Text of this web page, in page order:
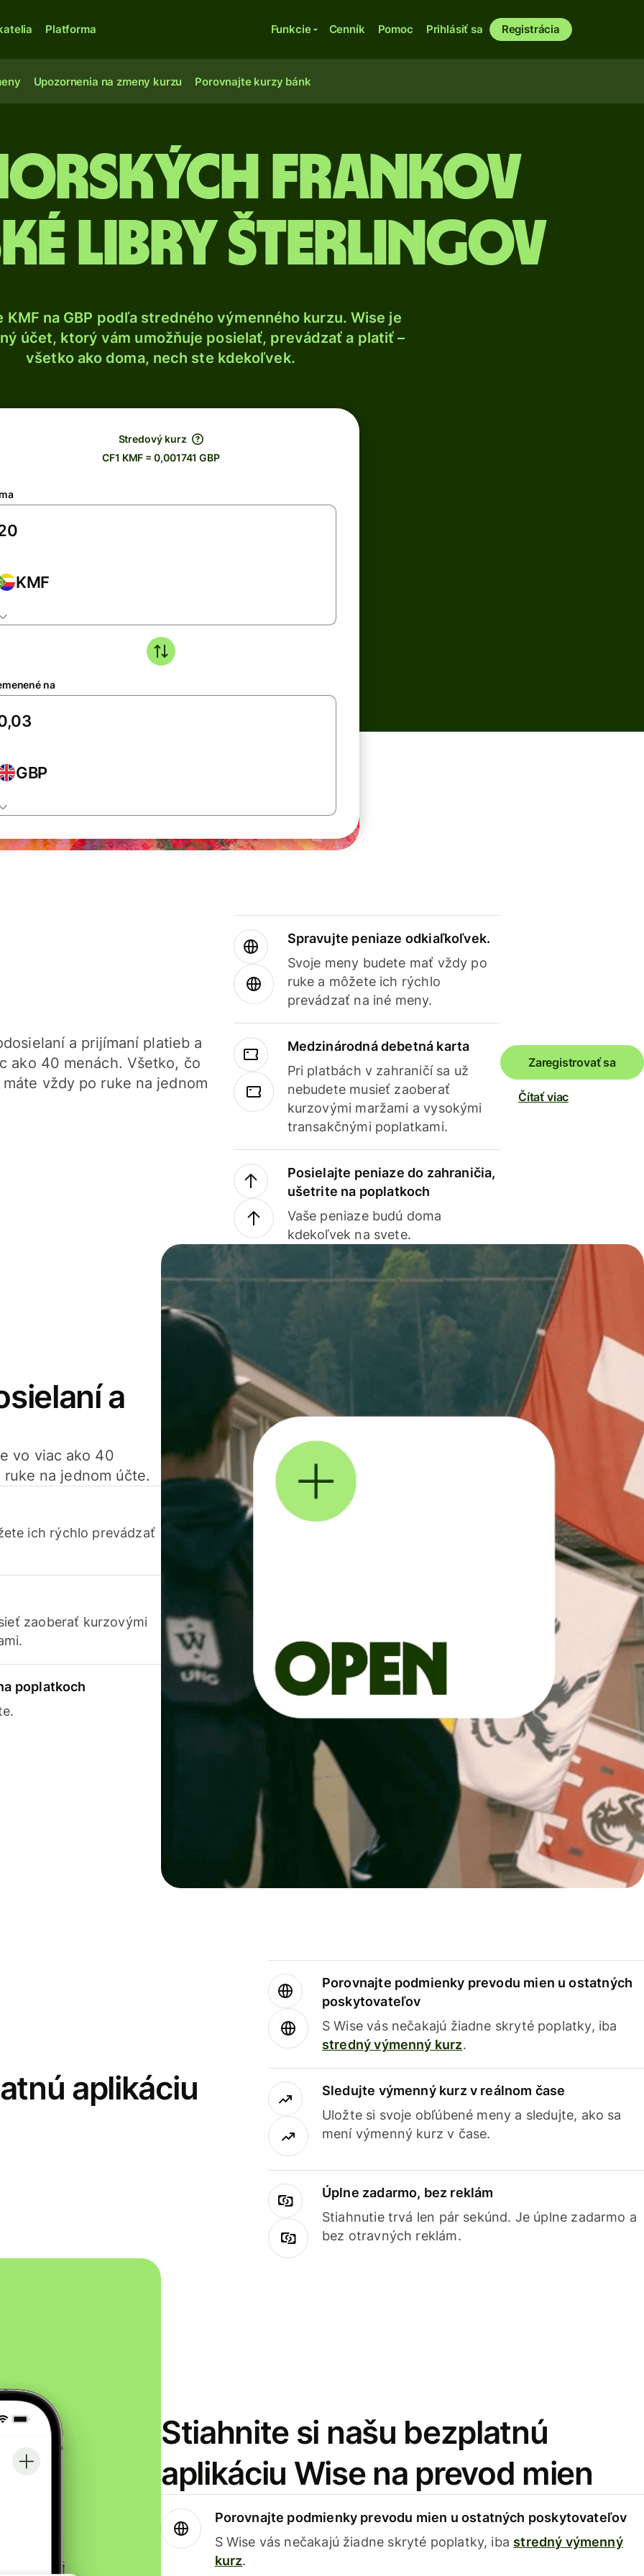
Platforma Funkcie Cenník Pomoc Prihlásiť sa Registrácia
Upozornenia na zmeny kurzu Porovnajte kurzy bánk
frankov
libry šterlingov
KMF na GBP podľa stredného výmenného kurzu. Wise je
účet, ktorý vám umožňuje posielať, prevádzať a platiť –
všetko ako doma, nech ste kdekoľvek.
Stredový kurz
CF1 KMF = 0,001741 GBP
KMF
na
GBP
a prijímaní platieb a
ako 40 menách. Všetko, čo
vždy po ruke na jednom
Spravujte peniaze odkiaľkoľvek.
Svoje meny budete mať vždy po
ruke a môžete ich rýchlo
prevádzať na iné meny.
Medzinárodná debetná karta
Pri platbách v zahraničí sa už
nebudete musieť zaoberať
kurzovými maržami a vysokými
transakčnými poplatkami.
Posielajte peniaze do zahraničia,
ušetrite na poplatkoch
Vaše peniaze budú doma
kdekoľvek na svete.
Zaregistrovať sa
Čítať viac
a
vo viac ako 40
na jednom účte.
ich rýchlo prevádzať
zaoberať kurzovými
poplatkoch
aplikáciu
Porovnajte podmienky prevodu mien u ostatných
poskytovateľov
S Wise vás nečakajú žiadne skryté poplatky, iba
stredný výmenný kurz.
Sledujte výmenný kurz v reálnom čase
Uložte si svoje obľúbené meny a sledujte, ako sa
mení výmenný kurz v čase.
Úplne zadarmo, bez reklám
Stiahnutie trvá len pár sekúnd. Je úplne zadarmo a
bez otravných reklám.
Stiahnite si našu bezplatnú
aplikáciu Wise na prevod mien
Porovnajte podmienky prevodu mien u ostatných poskytovateľov
S Wise vás nečakajú žiadne skryté poplatky, iba stredný výmenný
kurz.